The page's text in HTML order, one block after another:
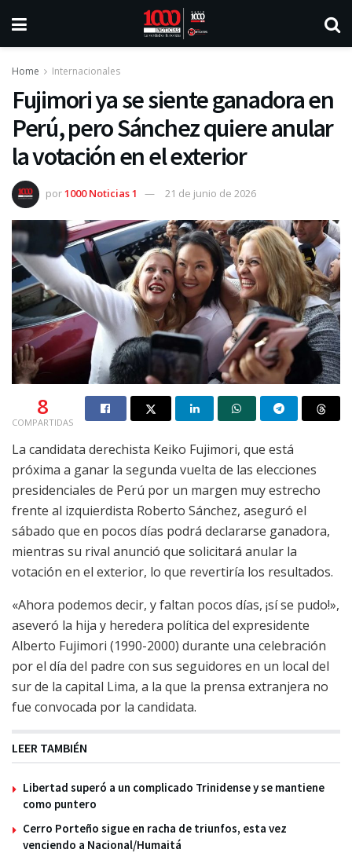
Home Internacionales
Fujimori ya se siente ganadora en
Perú, pero Sánchez quiere anular
la votación en el exterior
por1000 Noticias 1 21 de junio de 2026
8
COMPARTIDAS
La candidata derechista Keiko Fujimori, que está
próxima a ganar la segunda vuelta de las elecciones
presidenciales de Perú por un margen muy estrecho
frente al izquierdista Roberto Sánchez, aseguró el
sábado que en pocos días podrá declararse ganadora,
mientras su rival anunció que solicitará anular la
votación en el exterior, lo que revertiría los resultados.
«Ahora podemos decir, y faltan pocos días, ¡sí se pudo!»,
aseveró la hija y heredera política del expresidente
Alberto Fujimori (1990-2000) durante una celebración
por el día del padre con sus seguidores en un local del
sur de la capital Lima, a la que la prensa extranjera no
fue convocada por la candidata.
LEER TAMBIÉN
Libertad superó a un complicado Trinidense y se mantiene
como puntero
Cerro Porteño sigue en racha de triunfos, esta vez
venciendo a Nacional/Humaitá